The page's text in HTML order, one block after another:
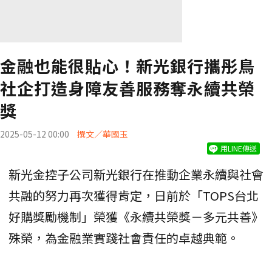
金融也能很貼心！新光銀行攜彤鳥
社企打造身障友善服務奪永續共榮
獎
2025-05-12 00:00 撰文／華國玉
用LINE傳送
新光金控子公司新光銀行在推動企業永續與社會
共融的努力再次獲得肯定，日前於「TOPS台北
好購獎勵機制」榮獲《永續共榮獎－多元共善》
殊榮，為金融業實踐社會責任的卓越典範。